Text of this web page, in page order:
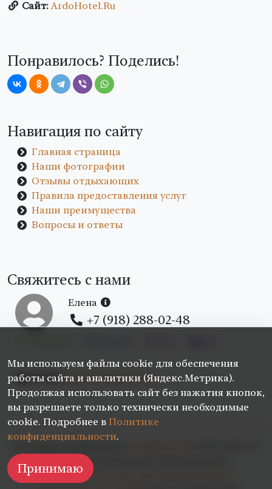
Сайт: ArdoHotel.Ru
Понравилось? Поделись!
Навигация по сайту
Главная страница
Наши фотографии
Отзывы отдыхающих
Правила предоставления услуг
Наши преимущества
Вопросы и ответы
Свяжитесь с нами
Елена
+7 (918) 288-02-48
E-Mail: ardo2026@mail.ru
Все права защищены ©
Копирование материалов сайта запрещено
В Едином реестре классифицированных
Мы используем файлы cookie для обеспечения
работы сайта и аналитики (Яндекс.Метрика).
Продолжая использовать сайт без нажатия кнопок,
вы разрешаете только технически необходимые
cookie. Подробнее в Политике
конфиденциальности.
Принимаю